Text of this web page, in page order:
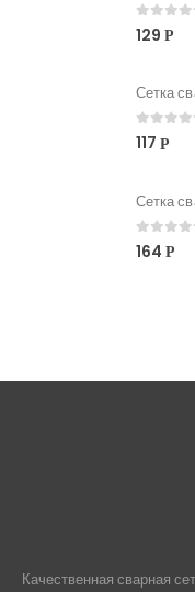
0out of 5
129 Р
0out of 5
117 Р
0out of 5
164 Р
Качественная сварная